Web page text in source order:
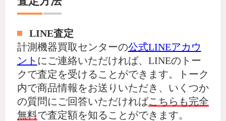
LINE査定
計測機器買取センターの公式LINEアカウ
ント にご連絡いただければ、LINEのトー
クで査定を受けることができます。トーク
内で商品情報をお送りいただき、いくつか
の質問にご回答いただければこちらも完全
無料で査定額を知ることができます。